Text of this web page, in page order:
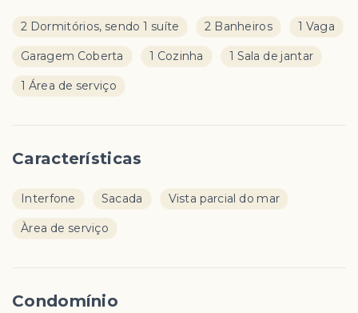
2 Dormitórios, sendo 1 suíte 2 Banheiros 1 Vaga
Garagem Coberta 1 Cozinha 1 Sala de jantar
1 Área de serviço
Características
Interfone Sacada Vista parcial do mar
Àrea de serviço
Condomínio